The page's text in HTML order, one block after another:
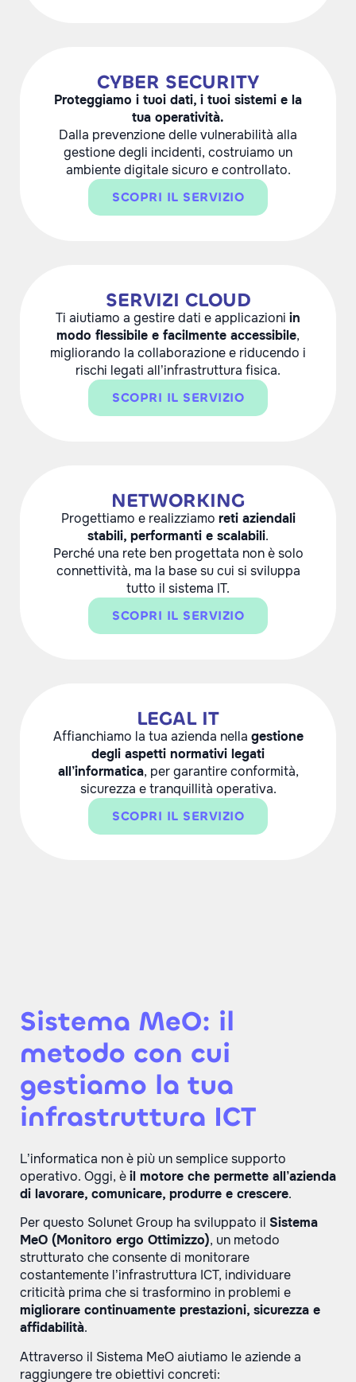
CYBER SECURITY
Proteggiamo i tuoi dati, i tuoi sistemi e la
tua operatività.
Dalla prevenzione delle vulnerabilità alla
gestione degli incidenti, costruiamo un
ambiente digitale sicuro e controllato.
SCOPRI IL SERVIZIO
SERVIZI CLOUD
Ti aiutiamo a gestire dati e applicazioni in
modo flessibile e facilmente accessibile,
migliorando la collaborazione e riducendo i
rischi legati all’infrastruttura fisica.
SCOPRI IL SERVIZIO
NETWORKING
Progettiamo e realizziamo reti aziendali
stabili, performanti e scalabili.
Perché una rete ben progettata non è solo
connettività, ma la base su cui si sviluppa
tutto il sistema IT.
SCOPRI IL SERVIZIO
LEGAL IT
Affianchiamo la tua azienda nella gestione
degli aspetti normativi legati
all’informatica, per garantire conformità,
sicurezza e tranquillità operativa.
SCOPRI IL SERVIZIO
Sistema MeO: il
metodo con cui
gestiamo la tua
infrastruttura ICT
L’informatica non è più un semplice supporto
operativo. Oggi, èil motore che permette all’azienda
di lavorare, comunicare, produrre e crescere.
Per questo Solunet Group ha sviluppato il Sistema
MeO (Monitoro ergo Ottimizzo), un metodo
strutturato che consente di monitorare
costantemente l’infrastruttura ICT, individuare
criticità prima che si trasformino in problemi e
migliorare continuamente prestazioni, sicurezza e
affidabilità.
Attraverso il Sistema MeO aiutiamo le aziende a
raggiungere tre obiettivi concreti: